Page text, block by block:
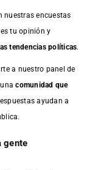
nuestras encuestas
tu opinión y
tendencias políticas.
a nuestro panel de
unacomunidad que
ayudan a
gente